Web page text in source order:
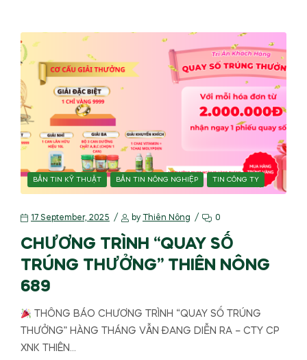
BẢN TIN KỸ THUẬT BẢN TIN NÔNG NGHIỆP TIN CÔNG TY
17 September, 2025 by Thiên Nông 0
CHƯƠNG TRÌNH “QUAY SỐ
TRÚNG THƯỞNG” THIÊN NÔNG
689
THÔNG BÁO CHƯƠNG TRÌNH “QUAY SỐ TRÚNG
THƯỞNG” HÀNG THÁNG VẪN ĐANG DIỄN RA – CTY CP
XNK THIÊN…